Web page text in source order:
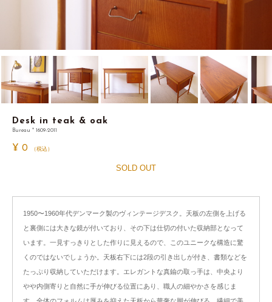
Desk in teak & oak
Bureau * 1609-2011
¥ 0 （税込）
SOLD OUT
1950〜1960年代デンマーク製のヴィンテージデスク。天板の左側を上げる
と裏側には大きな鏡が付いており、その下は仕切の付いた収納部となって
います。一見すっきりとした作りに見えるので、このユニークな構造に驚
くのではないでしょうか。天板右下には2段の引き出しが付き、書類などを
たっぷり収納していただけます。エレガントな真鍮の取っ手は、中央より
やや内側寄りと自然に手が伸びる位置にあり、職人の細やかさを感じま